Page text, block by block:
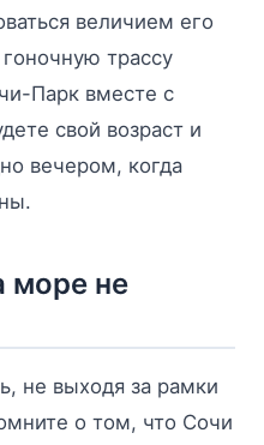
величием его
трассу
Парк вместе с
свой возраст и
вечером, когда
море не
не выходя за рамки
о том, что Сочи